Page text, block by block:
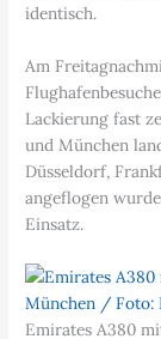
identisch.
Am
Lackierung fast
und München
Düsseldorf,
angeflogen
Einsatz.
Emirates A380